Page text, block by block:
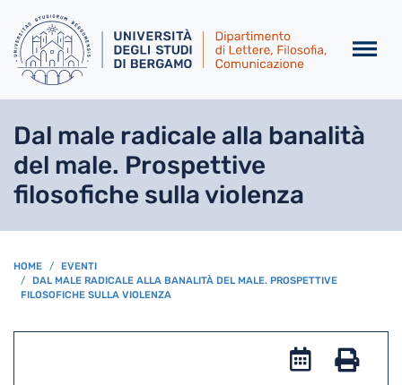
Dal male radicale alla banalità
del male. Prospettive
filosofiche sulla violenza
BREADCRUMB
HOME
EVENTI
DAL MALE RADICALE ALLA BANALITÀ DEL MALE. PROSPETTIVE
FILOSOFICHE SULLA VIOLENZA
Add